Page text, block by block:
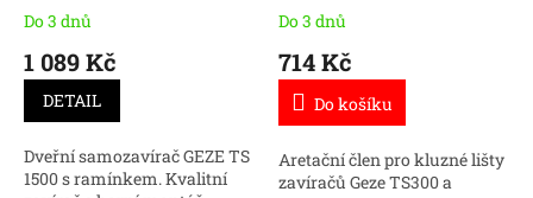
Do 3 dnů
1 089 Kč
DETAIL
Dveřní samozavírač GEZE TS
1500 s ramínkem. Kvalitní
Do 3 dnů
714 Kč
Do košíku
Aretační člen pro kluzné lišty
zavíračů Geze TS300 a